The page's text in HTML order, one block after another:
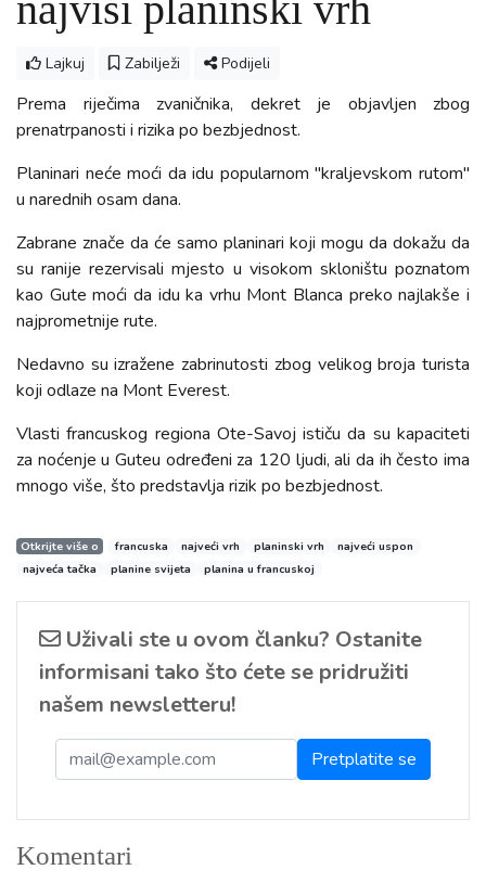
Lajkuj Zabilježi Podijeli
Prema riječima zvaničnika, dekret je objavljen zbog
prenatrpanosti i rizika po bezbjednost.
Planinari neće moći da idu popularnom "kraljevskom rutom"
u narednih osam dana.
Zabrane znače da će samo planinari koji mogu da dokažu da
su ranije rezervisali mjesto u visokom skloništu poznatom
kao Gute moći da idu ka vrhu Mont Blanca preko najlakše i
najprometnije rute.
Nedavno su izražene zabrinutosti zbog velikog broja turista
koji odlaze na Mont Everest.
Vlasti francuskog regiona Ote-Savoj ističu da su kapaciteti
za noćenje u Guteu određeni za 120 ljudi, ali da ih često ima
mnogo više, što predstavlja rizik po bezbjednost.
Otkrijte više o francuska najveći vrh planinski vrh
najveći uspon
najveća tačka
planine svijeta planina u francuskoj
Uživali ste u ovom članku? Ostanite
informisani tako što ćete se pridružiti
našem newsletteru!
Komentari